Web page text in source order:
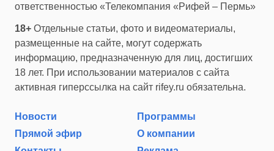
ответственностью «Телекомпания «Рифей – Пермь»
18+ Отдельные статьи, фото и видеоматериалы,
размещенные на сайте, могут содержать
информацию, предназначенную для лиц, достигших
18 лет. При использовании материалов с сайта
активная гиперссылка на сайт rifey.ru обязательна.
Новости
Программы
Прямой эфир
О компании